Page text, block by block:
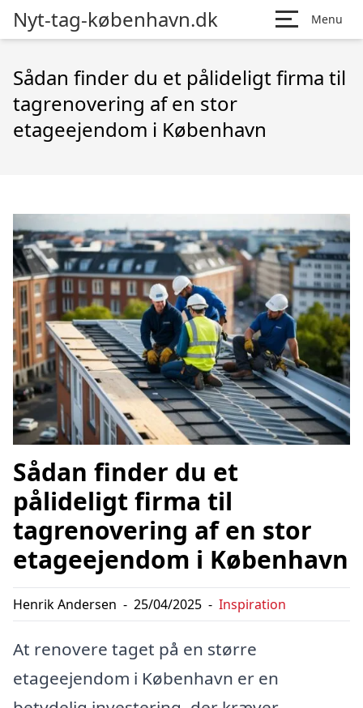
Nyt-tag-københavn.dk Menu
Sådan finder du et pålideligt firma til
tagrenovering af en stor
etageejendom i København
Sådan finder du et
pålideligt firma til
tagrenovering af en stor
etageejendom i København
Henrik Andersen - 25/04/2025 - Inspiration
At renovere taget på en større
etageejendom i København er en